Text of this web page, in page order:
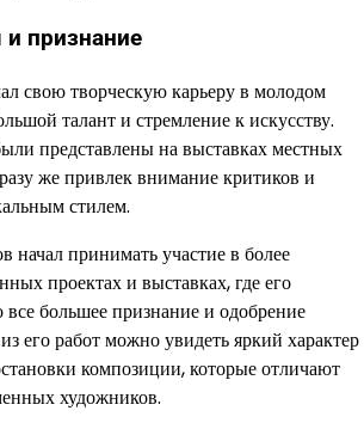
признание
свою творческую карьеру в молодом
талант и стремление к искусству.
представлены на выставках местных
же привлек внимание критиков и
стилем.
начал принимать участие в более
проектах и выставках, где его
все большее признание и одобрение
его работ можно увидеть яркий характер
композиции, которые отличают
художников.